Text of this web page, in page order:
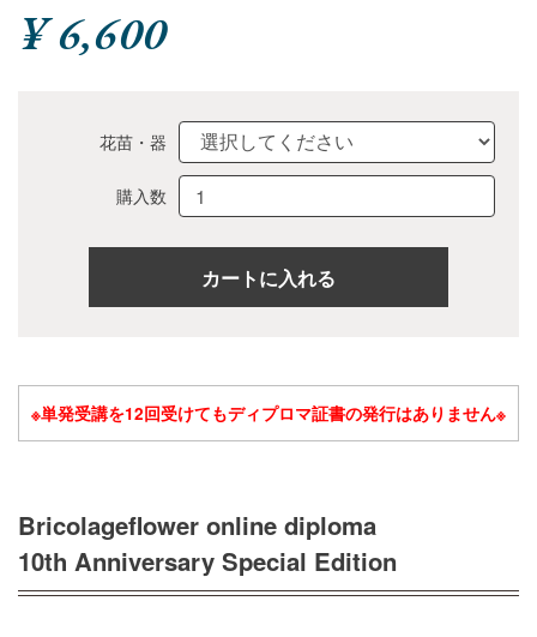
¥ 6,600
花苗・器
購入数
※単発受講を12回受けてもディプロマ証書の発行はありません※
Bricolageflower online diploma
10th Anniversary Special Edition